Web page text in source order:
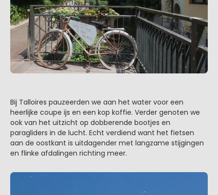
Bij Talloires pauzeerden we aan het water voor een
heerlijke coupe ijs en een kop koffie. Verder genoten we
ook van het uitzicht op dobberende bootjes en
paragliders in de lucht. Echt verdiend want het fietsen
aan de oostkant is uitdagender met langzame stijgingen
en flinke afdalingen richting meer.